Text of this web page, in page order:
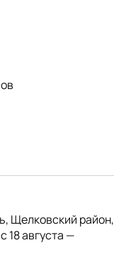
Щелковский район,
18 августа —